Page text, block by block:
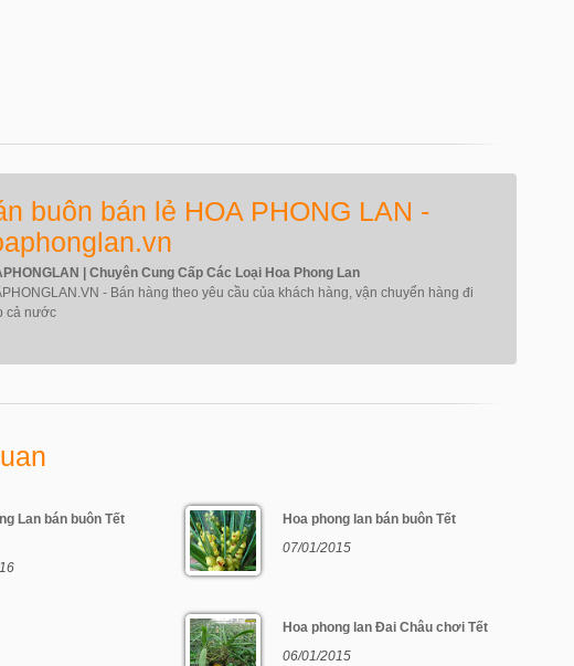
buôn bán lẻ HOA PHONG LAN -
| Chuyên Cung Cấp Các Loại Hoa Phong Lan
- Bán hàng theo yêu cầu của khách hàng, vận chuyển hàng đi
cả nước
Lan bán buôn Tết
Hoa phong lan bán buôn Tết
07/01/2015
Hoa phong lan Đai Châu chơi Tết
06/01/2015